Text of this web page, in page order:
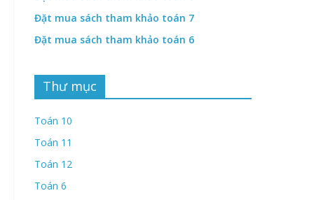
Đặt mua sách tham khảo toán 7
Đặt mua sách tham khảo toán 6
Thư mục
Toán 10
Toán 11
Toán 12
Toán 6